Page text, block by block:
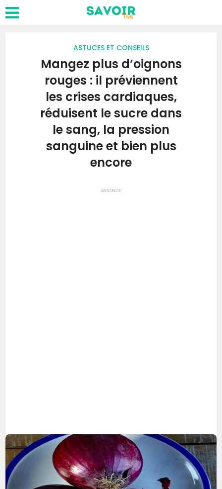
ASTUCES ET CONSEILS
Mangez plus d’oignons
rouges : il préviennent
les crises cardiaques,
réduisent le sucre dans
le sang, la pression
sanguine et bien plus
encore
ANNONCE